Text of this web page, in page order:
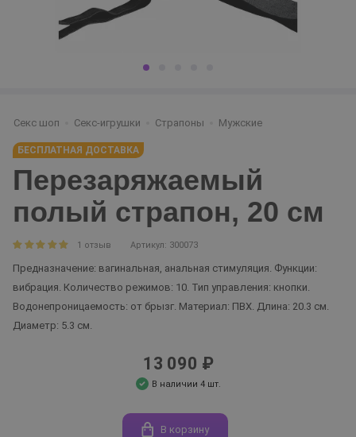
Секс шоп Секс-игрушки Страпоны Мужские
БЕСПЛАТНАЯ ДОСТАВКА
Перезаряжаемый
полый страпон, 20 см
1 отзыв Артикул: 300073
Предназначение: вагинальная, анальная стимуляция. Функции:
вибрация. Количество режимов: 10. Тип управления: кнопки.
Водонепроницаемость: от брызг. Материал: ПВХ. Длина: 20.3 см.
Диаметр: 5.3 см.
13 090 ₽
В наличии 4 шт.
В корзину